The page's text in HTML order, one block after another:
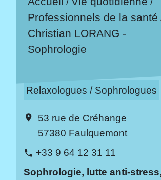
Professionnels de la santé
Christian LORANG -
Sophrologie
Relaxologues / Sophrologues
location_on
53 rue de Créhange
57380 Faulquemont
phone +33 9 64 12 31 11
Sophrologie, lutte anti-stress,